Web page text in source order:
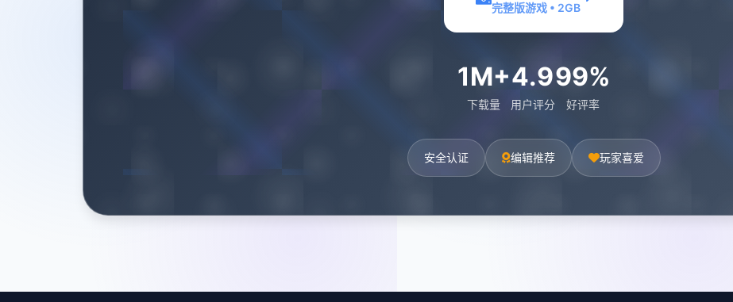
完整版游戏 • 2GB
1M+
下载量
4.9
用户评分
99%
好评率
安全认证 编辑推荐 玩家喜爱